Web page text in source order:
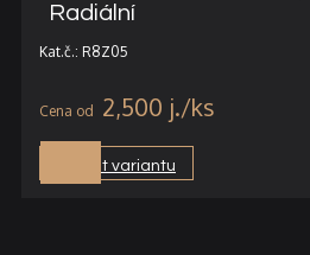
Radiální
Kat.č.: R8Z05
2,500 j.
Vybrat variantu